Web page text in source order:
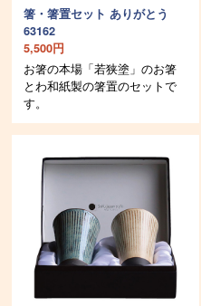
箸・箸置セット ありがとう
63162
5,500円
お箸の本場「若狭塗」のお箸
とわ和紙製の箸置のセットで
す。